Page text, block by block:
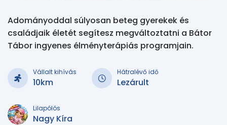
Adományoddal súlyosan beteg gyerekek és
családjaik életét segítesz megváltoztatni a Bátor
Tábor ingyenes élményterápiás programjain.
Vállalt kihívás
10km
Hátralévő idő
Lezárult
Lilapólós
Nagy Kíra